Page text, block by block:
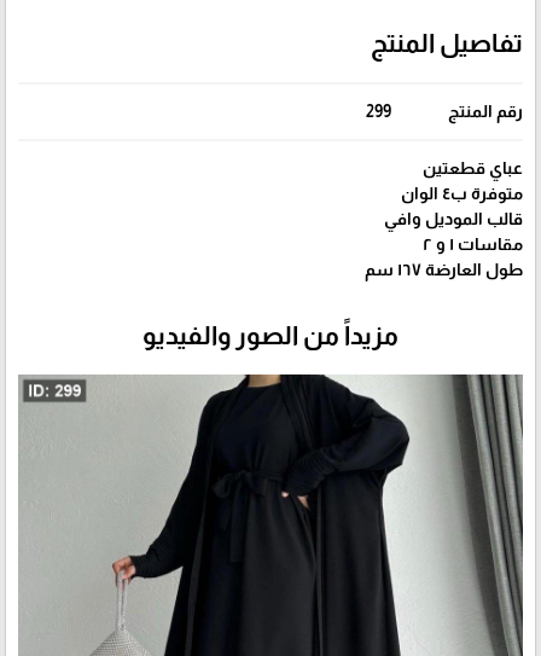
تفاصيل المنتج
رقم المنتج 299
عباي قطعتين
متوفرة ب٤ الوان
قالب الموديل وافي
مقاسات ١ و ٢
طول العارضة ١٦٧ سم
مزيداً من الصور والفيديو